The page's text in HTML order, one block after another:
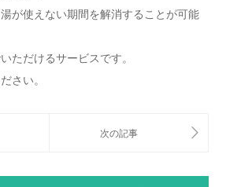
が使えない期間を解消することが可能
ただけるサービスです。
さい。